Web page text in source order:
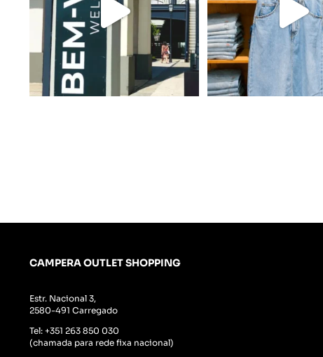
CAMPERA OUTLET SHOPPING
Estr. Nacional 3,
2580-491 Carregado
Tel: +351 263 850 030
(chamada para rede fixa nacional)